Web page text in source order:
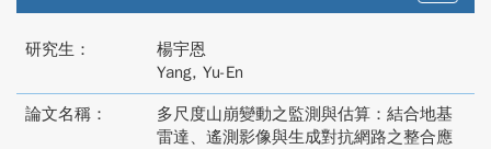
研究生：
楊宇恩
Yang, Yu-En
論文名稱：
多尺度山崩變動之監測與估算：結合地基
雷達、遙測影像與生成對抗網路之整合應